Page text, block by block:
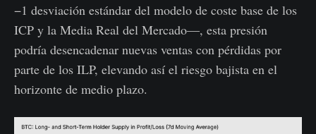
−1 desviación estándar del modelo de coste base de los
ICP y la Media Real del Mercado—, esta presión
podría desencadenar nuevas ventas con pérdidas por
parte de los ILP, elevando así el riesgo bajista en el
horizonte de medio plazo.